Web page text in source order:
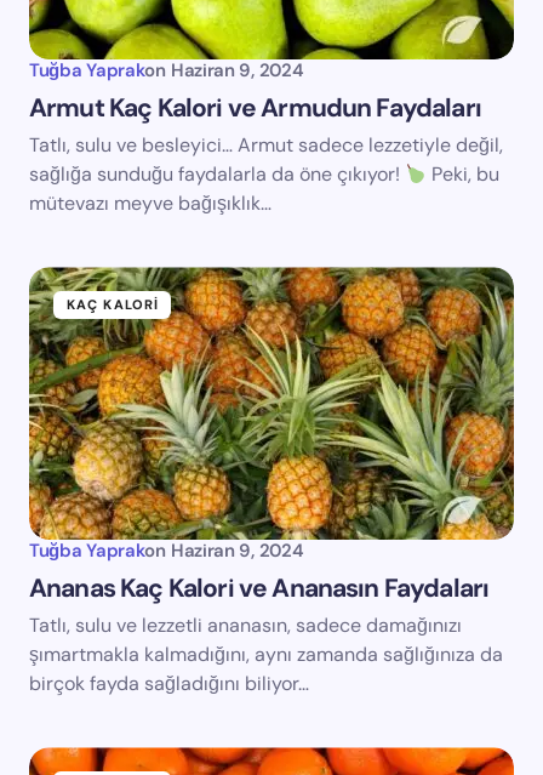
Tuğba Yaprakon Haziran 9, 2024
Armut Kaç Kalori ve Armudun Faydaları
Tatlı, sulu ve besleyici… Armut sadece lezzetiyle değil,
sağlığa sunduğu faydalarla da öne çıkıyor!
Peki, bu
mütevazı meyve bağışıklık…
KAÇ KALORI
Tuğba Yaprakon Haziran 9, 2024
Ananas Kaç Kalori ve Ananasın Faydaları
Tatlı, sulu ve lezzetli ananasın, sadece damağınızı
şımartmakla kalmadığını, aynı zamanda sağlığınıza da
birçok fayda sağladığını biliyor…